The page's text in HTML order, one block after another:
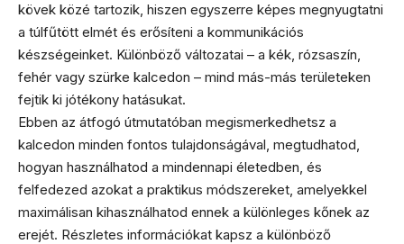
kövek közé tartozik, hiszen egyszerre képes megnyugtatni
a túlfűtött elmét és erősíteni a kommunikációs
készségeinket. Különböző változatai – a kék, rózsaszín,
fehér vagy szürke kalcedon – mind más-más területeken
fejtik ki jótékony hatásukat.
Ebben az átfogó útmutatóban megismerkedhetsz a
kalcedon minden fontos tulajdonságával, megtudhatod,
hogyan használhatod a mindennapi életedben, és
felfedezed azokat a praktikus módszereket, amelyekkel
maximálisan kihasználhatod ennek a különleges kőnek az
erejét. Részletes információkat kapsz a különböző